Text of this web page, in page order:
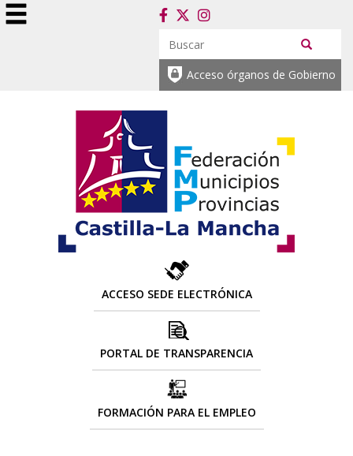
Acceso órganos de Gobierno
ACCESO SEDE ELECTRÓNICA
PORTAL DE TRANSPARENCIA
FORMACIÓN PARA EL EMPLEO